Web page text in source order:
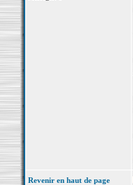
Revenir en haut de page